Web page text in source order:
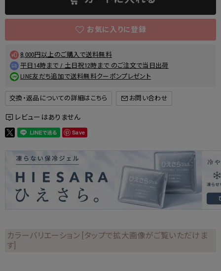
8,000円以上のご購入で送料無料
平日14時まで / 土日祝12時まで のご注文で当日出荷
LINE友だち追加で送料無料クーポンプレゼント
交換・返品についての詳細はこちら
レビューはありません
Save
カラーバリエーション [タップで拡大画像がご覧いただけま
す]